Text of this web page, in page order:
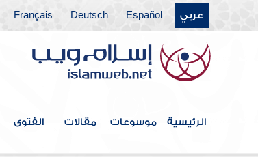
عربي Español
Deutsch
Français
الرئيسية موسوعات مقالات الفتوى
حرف الغين
حرف الفاء
حرف القاف
حرف الكاف
حرف اللام